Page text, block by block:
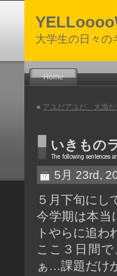
大学生の日々の
Home
« アユだアユだ、大漁だ
いきもの
5月 23rd,
５月下旬にし
今学期は本当
トやらに追わ
ここ３日間
ぁ…課題だけ